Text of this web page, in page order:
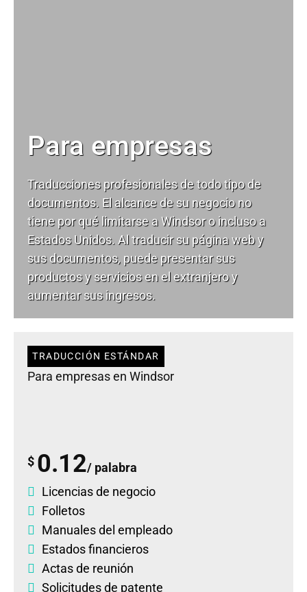
Para empresas
Traducciones profesionales de todo tipo de
documentos. El alcance de su negocio no
tiene por qué limitarse a Windsor o incluso a
Estados Unidos. Al traducir su página web y
sus documentos, puede presentar sus
productos y servicios en el extranjero y
aumentar sus ingresos.
TRADUCCIÓN ESTÁNDAR
Para empresas en Windsor
$ 0.12/ palabra
Licencias de negocio
Folletos
Manuales del empleado
Estados financieros
Actas de reunión
Solicitudes de patente